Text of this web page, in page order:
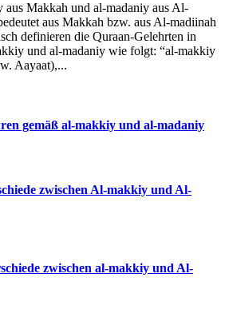
Makkah und al-madaniy aus Al-
aus Makkah bzw. aus Al-madiinah
definieren die Quraan-Gelehrten in
und al-madaniy wie folgt: “al-makkiy
Aayaat),...
gemäß al-makkiy und al-madaniy
zwischen Al-makkiy und Al-
zwischen al-makkiy und Al-